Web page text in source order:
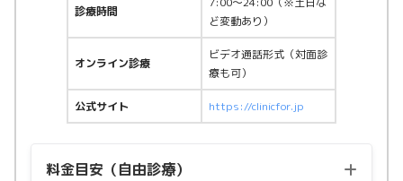
診療時間
ど変動あり）
オンライン診療
ビデオ通話形式（対面診
療も可）
公式サイト https://clinicfor.jp
料金目安（自由診療）